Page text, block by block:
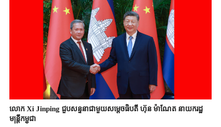
លោក Xi Jinping ជួបសន្ទនាជាមួយសម្តេចធិបតី ហ៊ុន ម៉ាណែត នាយករដ្ឋ
មន្ត្រីកម្ពុជា